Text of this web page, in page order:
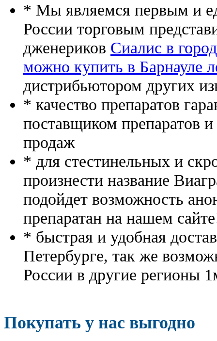
* Мы являемся первым и
России торговым
дженериков Сиалис в
можно купить в Барнауле
дистрибьютором других
* качество препаратов
поставщиком препаратов
продаж
* для стестинельных и
произнести название
подойдет возможность
препаратан на нашем
* быстрая и удобная
Петербурге, так же
России в другие регионы
Покупать у нас выгодно